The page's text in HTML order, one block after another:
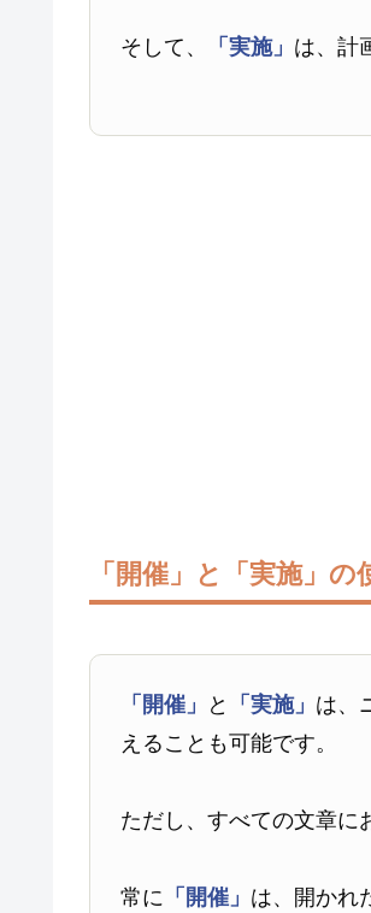
そして、 「実施」 は、計
「開催」と「実施」
「開催」 と 「実施」 は、
えることも可能です。
ただし、すべての文章に
常に 「開催」 は、開かれ